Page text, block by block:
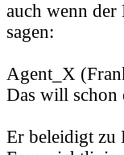
auch wenn der
sagen:
Agent_X
Das will schon
Er beleidigt zu